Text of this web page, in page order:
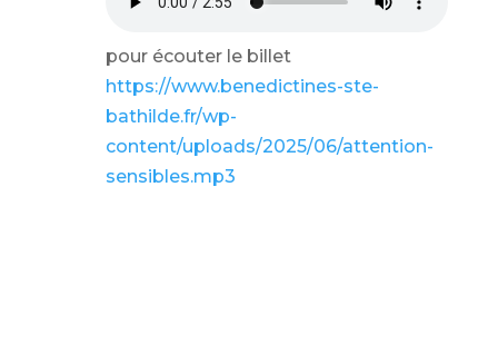
pour écouter le billet
https://www.benedictines-ste-
bathilde.fr/wp-
content/uploads/2025/06/attention-
sensibles.mp3